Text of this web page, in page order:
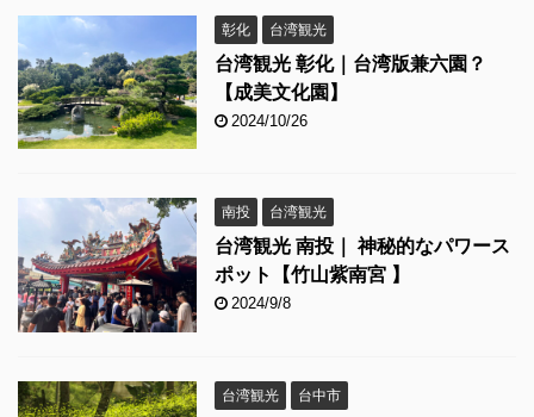
彰化 台湾観光
台湾観光 彰化｜台湾版兼六園？
【成美文化園】
2024/10/26
南投 台湾観光
台湾観光 南投｜ 神秘的なパワース
ポット【竹山紫南宮 】
2024/9/8
台湾観光 台中市